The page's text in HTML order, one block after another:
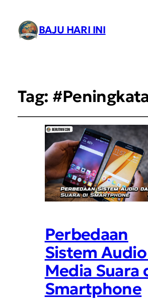
BAJU HARI INI
Tag:
Perbedaan
Sistem
Media Suara
Smartphone